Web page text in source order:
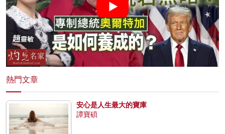
熱門文章
安心是人生最大的寶庫
譚寶碩